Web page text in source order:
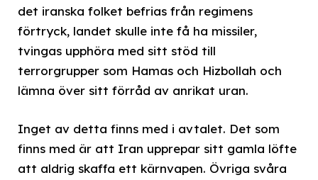
det iranska folket befrias från regimens
förtryck, landet skulle inte få ha missiler,
tvingas upphöra med sitt stöd till
terrorgrupper som Hamas och Hizbollah och
lämna över sitt förråd av anrikat uran.
Inget av detta finns med i avtalet. Det som
finns med är att Iran upprepar sitt gamla löfte
att aldrig skaffa ett kärnvapen. Övriga svåra